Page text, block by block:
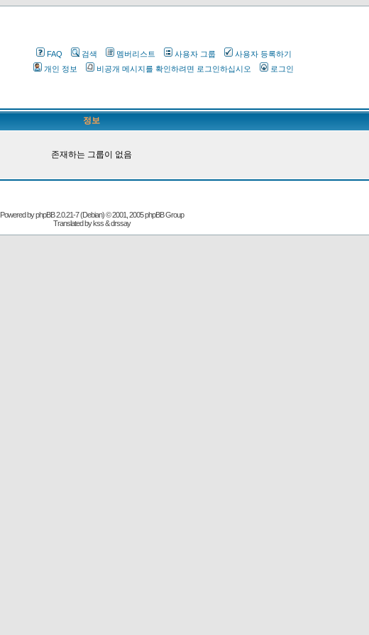
FAQ 검색 멤버리스트 사용자 그룹
사용자 등록하기
개인 정보
비공개 메시지를 확인하려면 로그인하십시오 로그인
정보
존재하는 그룹이 없음
Powered byphpBB2.0.21-7 (Debian) © 2001, 2005 phpBB Group
Translated by kss & drssay